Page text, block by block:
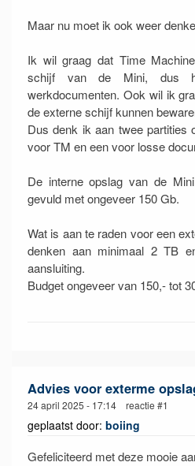
Maar nu moet ik ook weer
Ik wil graag dat Time
schijf van de Mini, dus
werkdocumenten. Ook wil ik
de externe schijf kunnen
Dus denk ik aan twee partities
voor TM en een voor losse
De interne opslag van de
gevuld met ongeveer 150 Gb.
Wat is aan te raden voor een
denken aan minimaal 2 TB
aansluiting.
Budget ongeveer van 150,- tot
Advies voor exterme
24 april 2025 - 17:14 reactie #1
geplaatst door: boiing
Gefeliciteerd met deze mooie